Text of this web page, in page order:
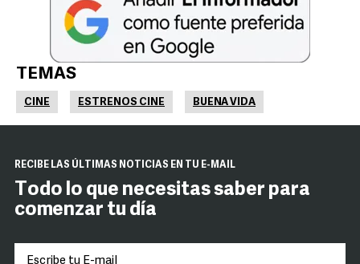
TEMAS
CINE ESTRENOS CINE BUENA VIDA
RECIBE LAS ÚLTIMAS NOTICIAS EN TU E-MAIL
Todo lo que necesitas saber para
comenzar tu día